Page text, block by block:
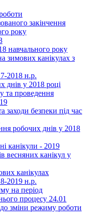
закінчення
року
навчального року
канікулах з
2018 н.р.
днів у 2018 році
та проведення
заходи безпеки під час
робочих днів у 2018
канікули - 2019
весняних канікул у
канікулах
2019 н.р.
на період
процесу 24.01
зміни режиму роботи